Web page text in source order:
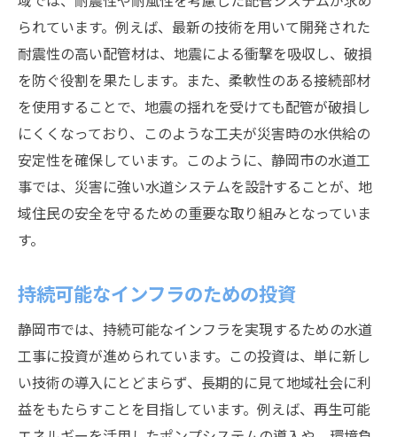
られています。例えば、最新の技術を用いて開発された
耐震性の高い配管材は、地震による衝撃を吸収し、破損
を防ぐ役割を果たします。また、柔軟性のある接続部材
を使用することで、地震の揺れを受けても配管が破損し
にくくなっており、このような工夫が災害時の水供給の
安定性を確保しています。このように、静岡市の水道工
事では、災害に強い水道システムを設計することが、地
域住民の安全を守るための重要な取り組みとなっていま
す。
持続可能なインフラのための投資
静岡市では、持続可能なインフラを実現するための水道
工事に投資が進められています。この投資は、単に新し
い技術の導入にとどまらず、長期的に見て地域社会に利
益をもたらすことを目指しています。例えば、再生可能